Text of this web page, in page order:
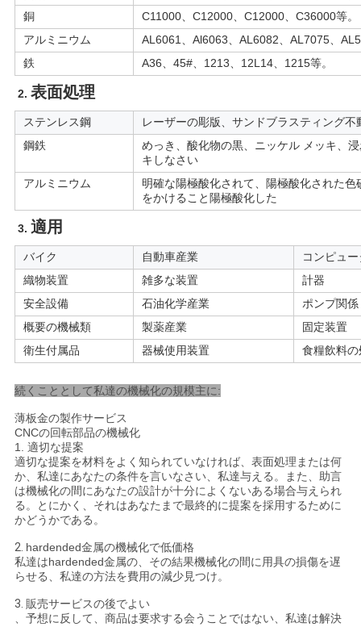
ス
引
金
を
求
め
て
く
だ
さ
い
サ
イ
ト
マ
ッ
プ
銅
C11000、C12000、C12000、C36000等。
アルミニウム
AL6061、Al6063、AL6082、AL7075、
鉄
A36、45#、1213、12L14、1215等。
2. 表面処理
ステンレス鋼
レーザーの彫版、サンドブラスティング
鋼鉄
めっき、酸化物の黒、ニッケル メッキ、
キしなさい
アルミニウム
明確な陽極酸化されて、陽極酸化された
をかけること陽極酸化した
3. 適用
バイク 自動車産業
コンピュ
織物装置
雑多な装置
計器
安全設備
石油化学産業
ポンプ関係
概要の機械類
製薬産業
固定装置
衛生付属品
器械使用装置 食糧飲料の
続くこととして私達の機械化の規模主に:
薄板金の製作サービス
CNCの回転部品の機械化
1. 適切な提案
適切な提案を材料をよく知られていなければ、表面処理または何
か、私達にあなたの条件を言いなさい、私達与える。また、助言
は機械化の間にあなたの設計が十分によくないある場合与えられ
る。とにかく、それはあなたまで最終的に提案を採用するために
かどうかである。
2. hardended金属の機械化で低価格
私達はhardended金属の、その結果機械化の間に用具の損傷を遅
らせる、私達の方法を費用の減少見つけ。
3. 販売サービスの後でよい
、予想に反して、商品は要求する会うことではない、私達は解決